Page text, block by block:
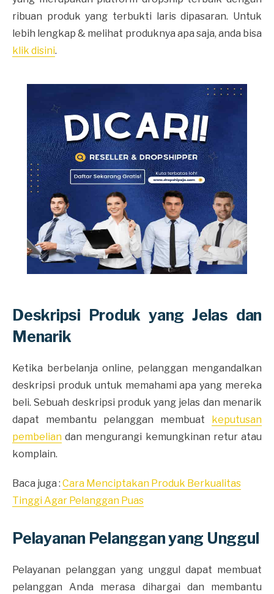
ribuan produk yang terbukti laris dipasaran. Untuk
lebih lengkap & melihat produknya apa saja, anda bisa
klik disini.
Deskripsi Produk yang Jelas dan
Menarik
Ketika berbelanja online, pelanggan mengandalkan
deskripsi produk untuk memahami apa yang mereka
beli. Sebuah deskripsi produk yang jelas dan menarik
dapat membantu pelanggan membuat keputusan
pembelian dan mengurangi kemungkinan retur atau
komplain.
Baca juga : Cara Menciptakan Produk Berkualitas
Tinggi Agar Pelanggan Puas
Pelayanan Pelanggan yang Unggul
Pelayanan pelanggan yang unggul dapat membuat
pelanggan Anda merasa dihargai dan membantu